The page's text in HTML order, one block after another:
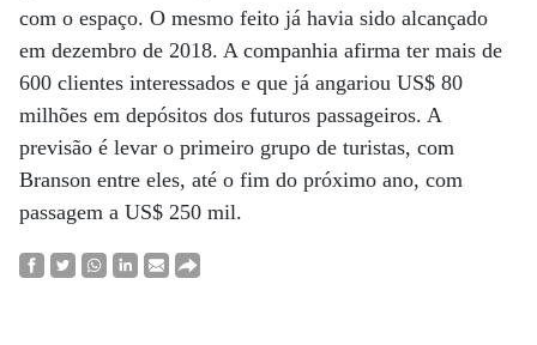
com o espaço. O mesmo feito já havia sido alcançado
em dezembro de 2018. A companhia afirma ter mais de
600 clientes interessados e que já angariou US$ 80
milhões em depósitos dos futuros passageiros. A
previsão é levar o primeiro grupo de turistas, com
Branson entre eles, até o fim do próximo ano, com
passagem a US$ 250 mil.